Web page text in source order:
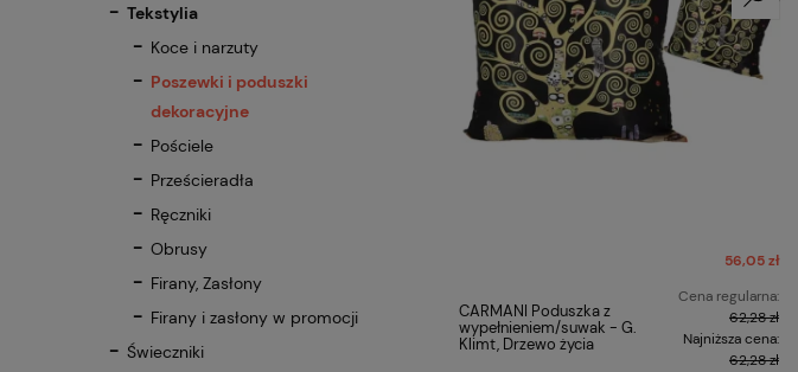
Tekstylia
Koce i narzuty
Poszewki i poduszki
dekoracyjne
Pościele
Prześcieradła
Ręczniki
Obrusy
Firany, Zasłony
Firany i zasłony w promocji
Świeczniki
CARMANI Poduszka z
wypełnieniem/suwak - G.
Klimt, Drzewo życia
56,05 zł
Cena regularna:
62,28 zł
Najniższa cena:
62,28 zł